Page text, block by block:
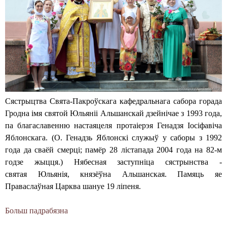
а
ф
е
д
р
а
л
ь
ы
Сястрыцтва Свята-Пакроўскага кафедральнага сабора горада
Гродна імя святой Юльяніі Альшанскай дзейнічае з 1993 года,
па благаславенню настаяцеля протаіерэя Генадзя Іосіфавіча
Яблонскага. (О. Генадзь Яблонскі служыў у саборы з 1992
года да сваёй смерці; памёр 28 лістапада 2004 года на 82-м
годзе жыцця.) Нябесная заступніца сястрынства -
святая Юльянія, князёўна Альшанская. Памяць яе
Праваслаўная Царква шануе 19 ліпеня.
Больш падрабязна